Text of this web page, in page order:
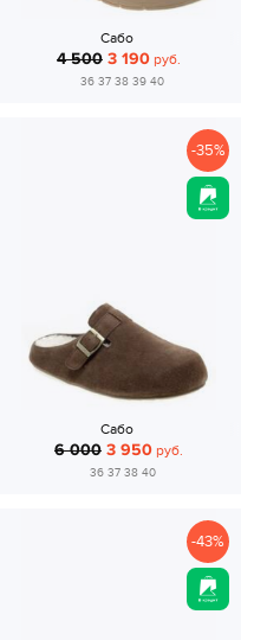
Сабо
4 500 3 190 руб.
36 37 38 39 40
-35%
Сабо
6 000 3 950 руб.
36 37 38 40
-43%